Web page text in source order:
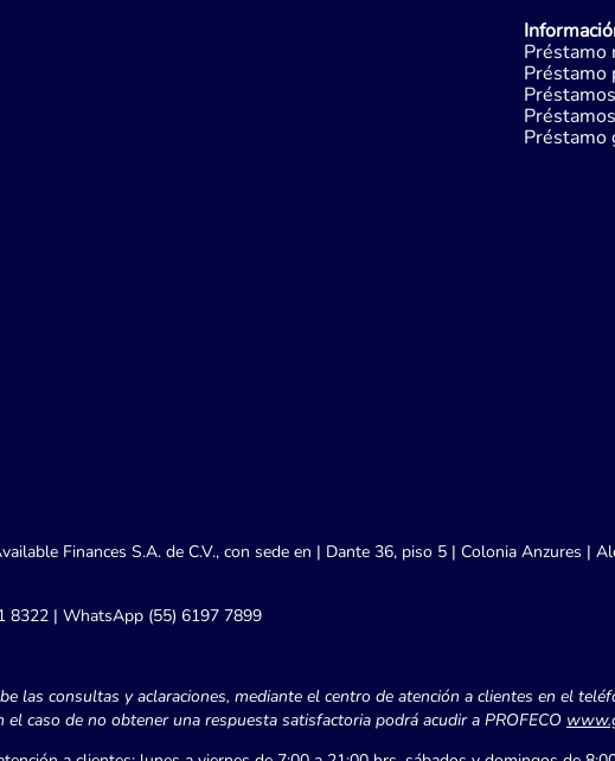
Préstamo
Préstamo
Préstamo
Finances S.A. de C.V., con sede en | Dante 36, piso 5 | Colonia Anzures
8322 | WhatsApp (55) 6197 7899
las consultas y aclaraciones, mediante el centro de atención a clientes en el
el caso de no obtener una respuesta satisfactoria podrá acudir a PROFECO